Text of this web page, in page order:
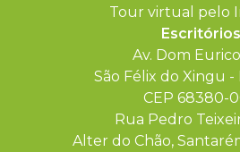
Tour virtual pelo
Escritórios
Av. Dom
São Félix do Xingu -
CEP 68380-
Rua Pedro
Alter do Chão,